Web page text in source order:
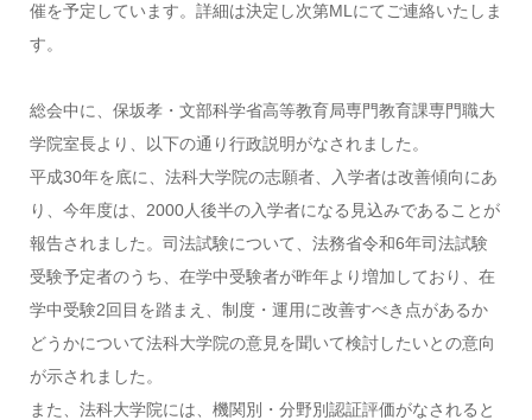
催を予定しています。詳細は決定し次第MLにてご連絡いたしま
す。
総会中に、保坂孝・文部科学省高等教育局専門教育課専門職大
学院室長より、以下の通り行政説明がなされました。
平成30年を底に、法科大学院の志願者、入学者は改善傾向にあ
り、今年度は、2000人後半の入学者になる見込みであることが
報告されました。司法試験について、法務省令和6年司法試験
受験予定者のうち、在学中受験者が昨年より増加しており、在
学中受験2回目を踏まえ、制度・運用に改善すべき点があるか
どうかについて法科大学院の意見を聞いて検討したいとの意向
が示されました。
また、法科大学院には、機関別・分野別認証評価がなされると